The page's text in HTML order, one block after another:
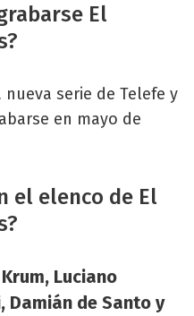
El
serie de Telefe y
en mayo de
el elenco de El
Luciano
Damián de Santo y